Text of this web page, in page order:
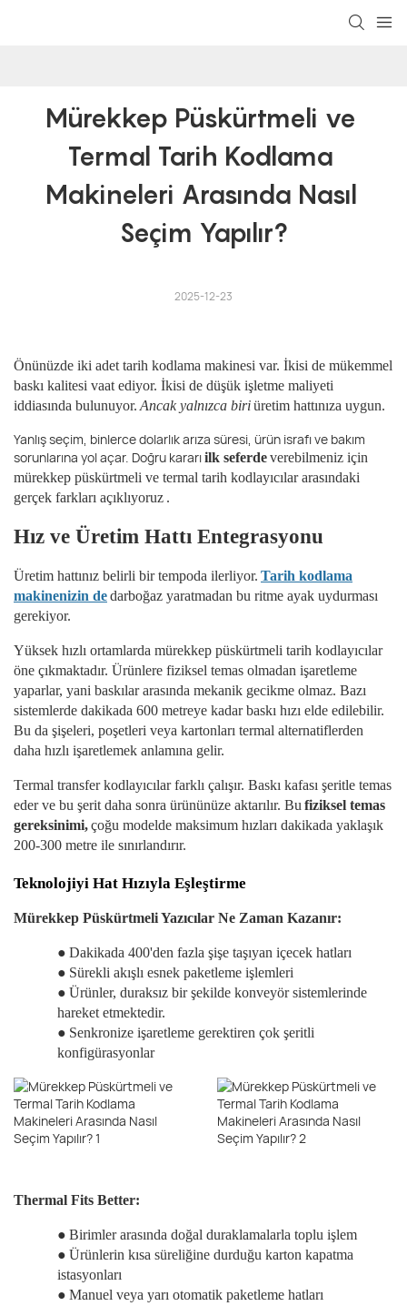
Mürekkep Püskürtmeli ve
Termal Tarih Kodlama
Makineleri Arasında Nasıl
Seçim Yapılır?
2025-12-23
Önünüzde iki adet tarih kodlama makinesi var. İkisi de mükemmel
baskı kalitesi vaat ediyor. İkisi de düşük işletme maliyeti
iddiasında bulunuyor. Ancak yalnızca biriüretim hattınıza uygun.
Yanlış seçim, binlerce dolarlık arıza süresi, ürün israfı ve bakım
sorunlarına yol açar. Doğru kararıilk seferdeverebilmeniz için
mürekkep püskürtmeli ve termal tarih kodlayıcılar arasındaki
gerçek farkları açıklıyoruz .
Hız ve Üretim Hattı Entegrasyonu
Üretim hattınız belirli bir tempoda ilerliyor. Tarih kodlama
makinenizin dedarboğaz yaratmadan bu ritme ayak uydurması
gerekiyor.
Yüksek hızlı ortamlarda mürekkep püskürtmeli tarih kodlayıcılar
öne çıkmaktadır. Ürünlere fiziksel temas olmadan işaretleme
yaparlar, yani baskılar arasında mekanik gecikme olmaz. Bazı
sistemlerde dakikada 600 metreye kadar baskı hızı elde edilebilir.
Bu da şişeleri, poşetleri veya kartonları termal alternatiflerden
daha hızlı işaretlemek anlamına gelir.
Termal transfer kodlayıcılar farklı çalışır. Baskı kafası şeritle temas
eder ve bu şerit daha sonra ürününüze aktarılır. Bu fiziksel temas
gereksinimi,çoğu modelde maksimum hızları dakikada yaklaşık
200-300 metre ile sınırlandırır.
Teknolojiyi Hat Hızıyla Eşleştirme
Mürekkep Püskürtmeli Yazıcılar Ne Zaman Kazanır:
● Dakikada 400'den fazla şişe taşıyan içecek hatları
● Sürekli akışlı esnek paketleme işlemleri
● Ürünler, duraksız bir şekilde konveyör sistemlerinde
hareket etmektedir.
● Senkronize işaretleme gerektiren çok şeritli
konfigürasyonlar
Thermal Fits Better:
● Birimler arasında doğal duraklamalarla toplu işlem
● Ürünlerin kısa süreliğine durduğu karton kapatma
istasyonları
● Manuel veya yarı otomatik paketleme hatları